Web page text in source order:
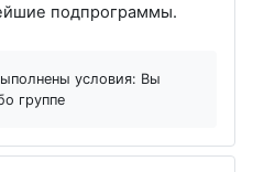
подпрограммы.
условия: Вы
группе